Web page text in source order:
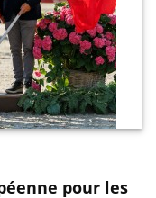
pour les